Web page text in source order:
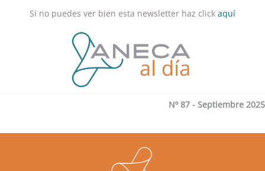
Si no puedes ver bien esta newsletter haz click aquí
Nº 87 - Septiembre 2025